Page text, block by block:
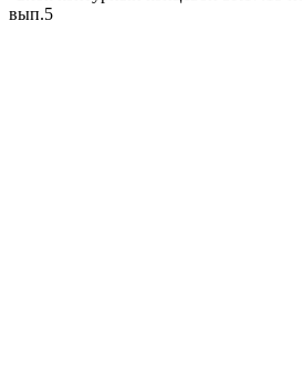
вып.5